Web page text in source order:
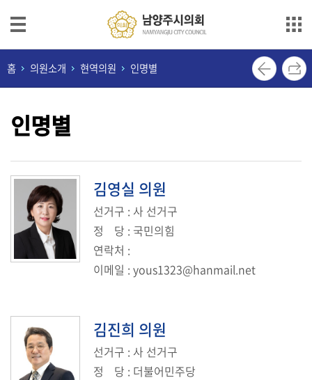
본문으로 바로가기
메인메뉴 바로가기
의
회
내
소
개
의
정
의
회
소
식
홈 의원소개 현역의원 인명별
인명별
김영실 의원
선거구 : 사 선거구
정
당 : 국민의힘
연락처 :
이메일 : yous1323@hanmail.net
김진희 의원
선거구 : 사 선거구
정
당 : 더불어민주당